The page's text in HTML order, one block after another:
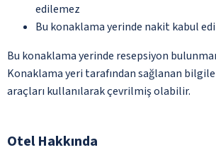
edilemez
Bu konaklama yerinde nakit kabul
Bu konaklama yerinde resepsiyon
Konaklama yeri tarafından sağlanan
araçları kullanılarak çevrilmiş olabilir.
Otel Hakkında